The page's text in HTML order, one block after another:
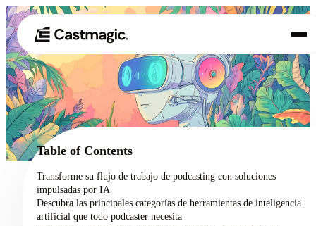
01 Producto
02 Casos de uso
Precios
Acerca de nosotros
Table of Contents
Transforme su flujo de trabajo de podcasting con soluciones
impulsadas por IA
Descubra las principales categorías de herramientas de inteligencia
artificial que todo podcaster necesita